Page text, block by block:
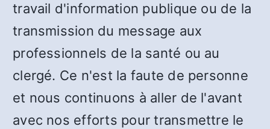
travail d'information publique ou de la
transmission du message aux
professionnels de la santé ou au
clergé. Ce n'est la faute de personne
et nous continuons à aller de l'avant
avec nos efforts pour transmettre le